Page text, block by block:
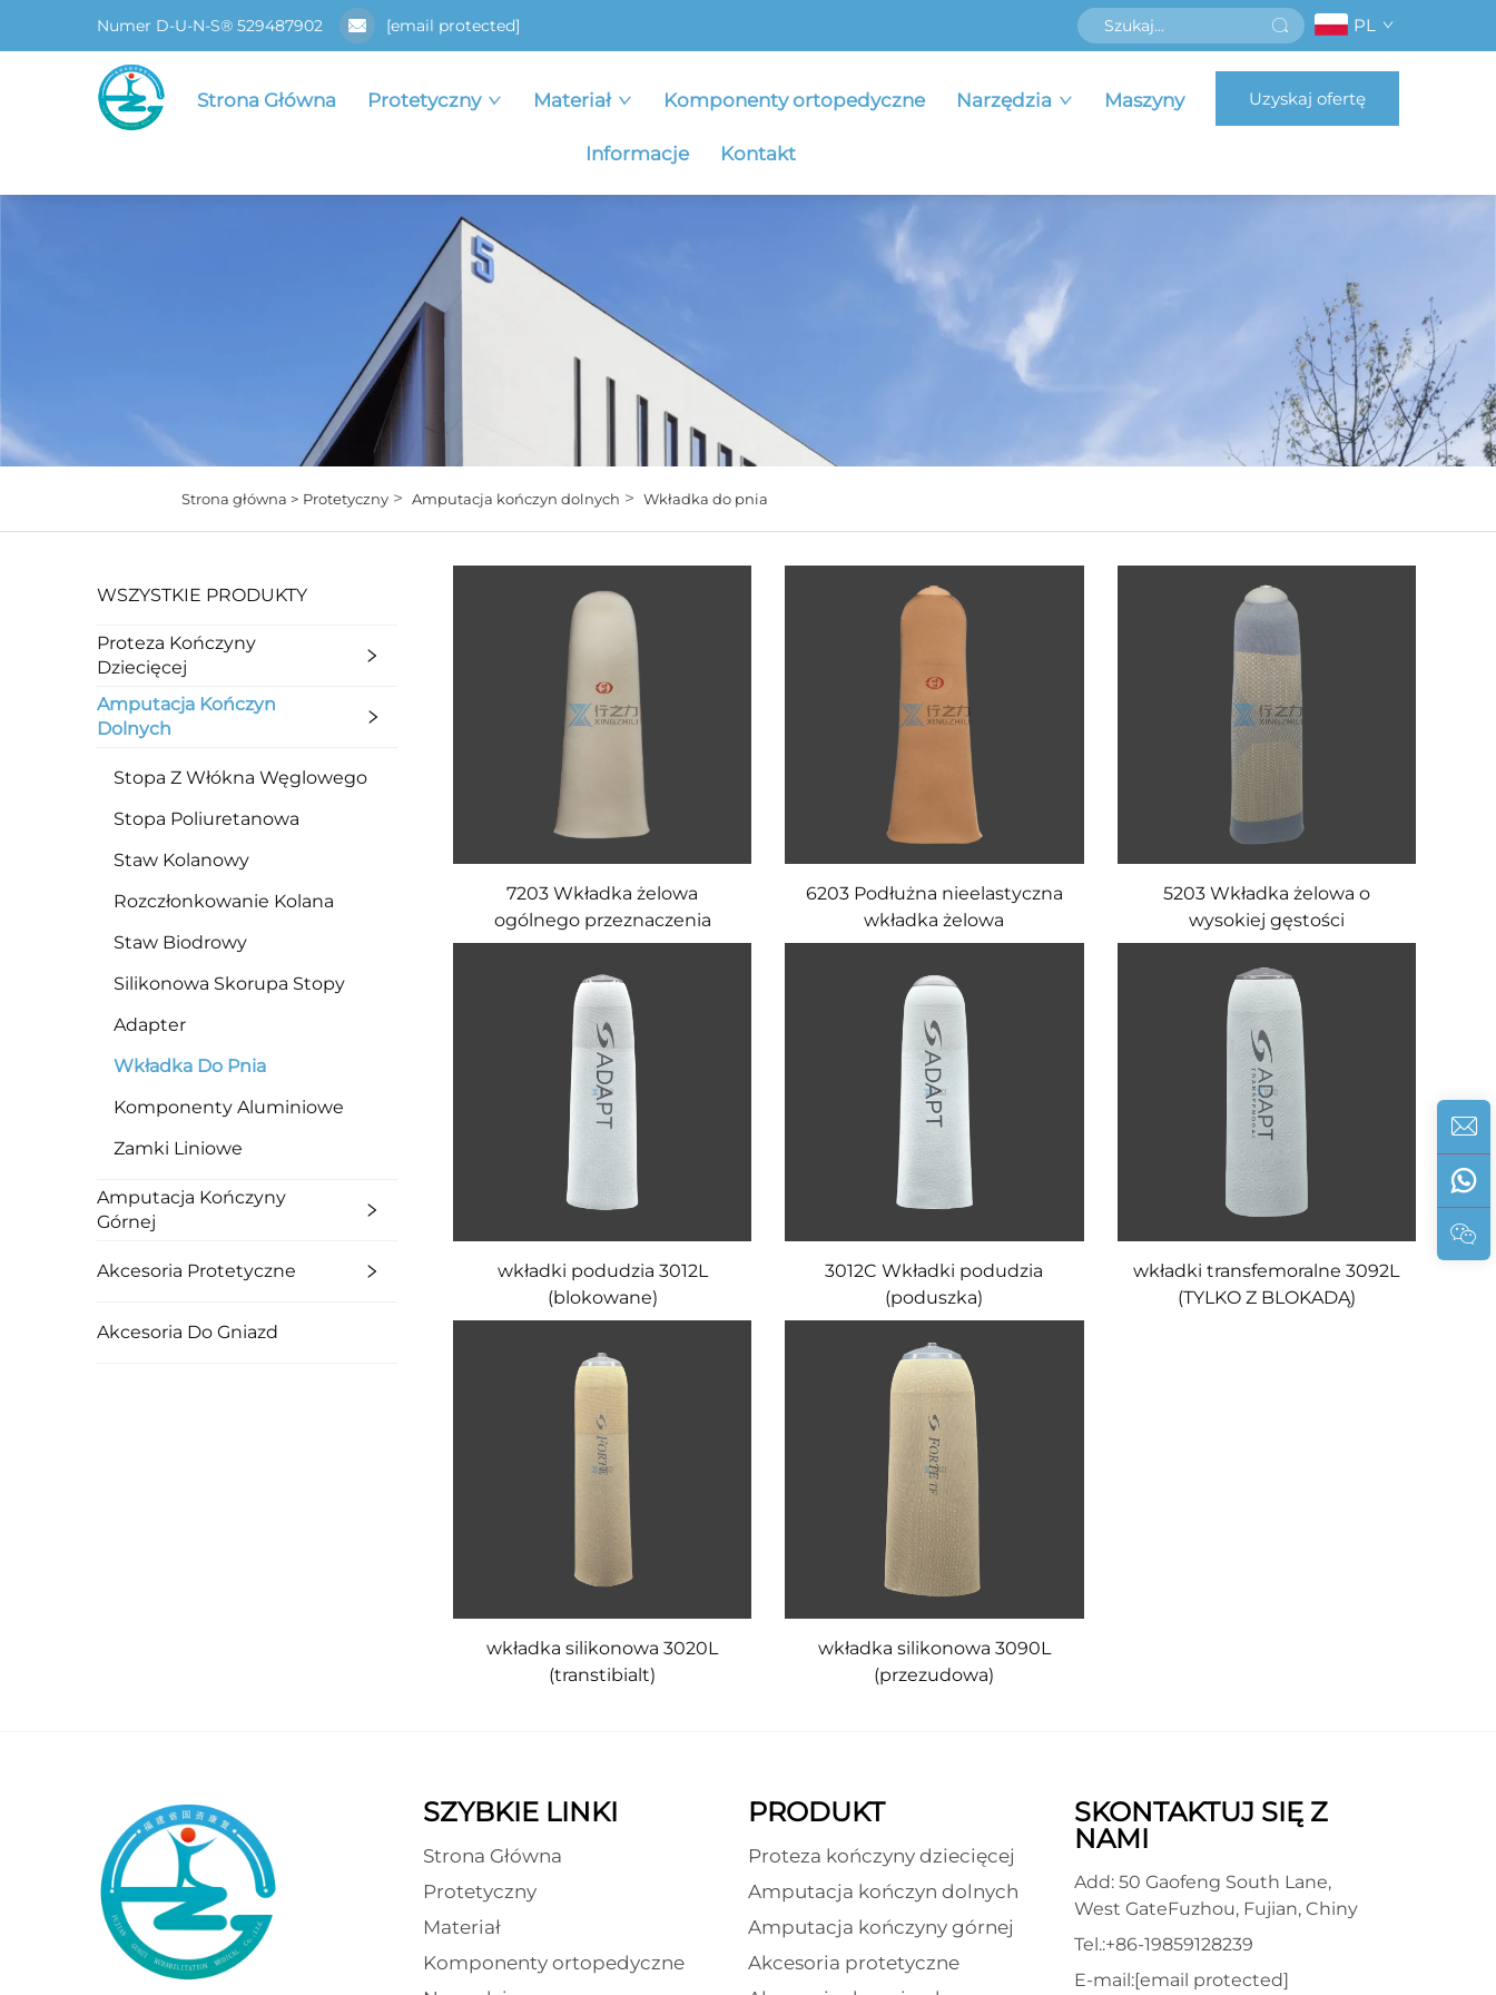
Numer D-U-N-S® 529487902 [email protected] PL
Strona Główna Protetyczny Materiał Komponenty ortopedyczne Narzędzia Maszyny
Informacje Kontakt
Uzyskaj ofertę
Strona główna > Protetyczny> Amputacja kończyn dolnych > Wkładka do pnia
WSZYSTKIE PRODUKTY
Proteza Kończyny
Dziecięcej
Amputacja Kończyn
Dolnych
Stopa Z Włókna Węglowego
Stopa Poliuretanowa
Staw Kolanowy
Rozczłonkowanie Kolana
Staw Biodrowy
Silikonowa Skorupa Stopy
Adapter
Wkładka Do Pnia
Komponenty Aluminiowe
Zamki Liniowe
Amputacja Kończyny
Górnej
Akcesoria Protetyczne
Akcesoria Do Gniazd
7203 Wkładka żelowa
ogólnego przeznaczenia
6203 Podłużna nieelastyczna
wkładka żelowa
5203 Wkładka żelowa o
wysokiej gęstości
wkładki podudzia 3012L
(blokowane)
3012C Wkładki podudzia
(poduszka)
wkładki transfemoralne 3092L
(TYLKO Z BLOKADĄ)
wkładka silikonowa 3020L
(transtibialt)
wkładka silikonowa 3090L
(przezudowa)
SZYBKIE LINKI
Strona Główna
Protetyczny
Materiał
Komponenty ortopedyczne
PRODUKT
Proteza kończyny dziecięcej
Amputacja kończyn dolnych
Amputacja kończyny górnej
Akcesoria protetyczne
SKONTAKTUJ SIĘ Z
NAMI
Add: 50 Gaofeng South Lane,
West GateFuzhou, Fujian, Chiny
Tel.:+86-19859128239
E-mail:[email protected]